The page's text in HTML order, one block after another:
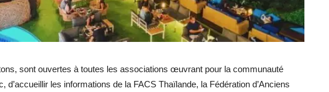
sont ouvertes à toutes les associations œuvrant pour la communauté
d’accueillir les informations de la FACS Thaïlande, la Fédération d’Anciens